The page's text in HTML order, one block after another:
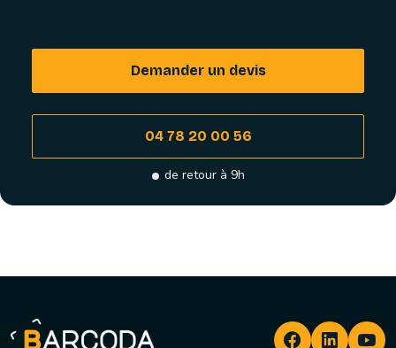
Demander un devis
04 78 20 00 56
de retour à 9h